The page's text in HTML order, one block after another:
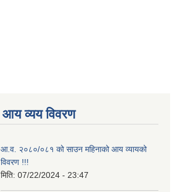
आय व्यय विवरण
आ.व. २०८०/०८१ को साउन महिनाको आय व्यायको
विवरण !!!
मिति: 07/22/2024 - 23:47